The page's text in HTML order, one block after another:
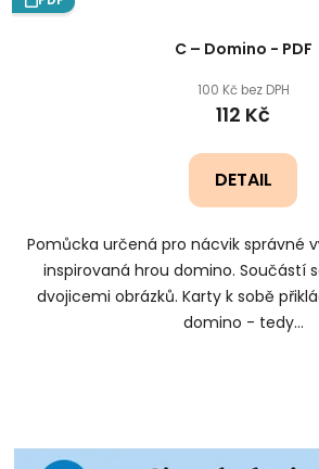
C – Domino - PDF
100 Kč bez DPH
112 Kč
DETAIL
Pomůcka určená pro nácvik správné
inspirovaná hrou domino. Součástí
dvojicemi obrázků. Karty k sobě
domino - tedy...